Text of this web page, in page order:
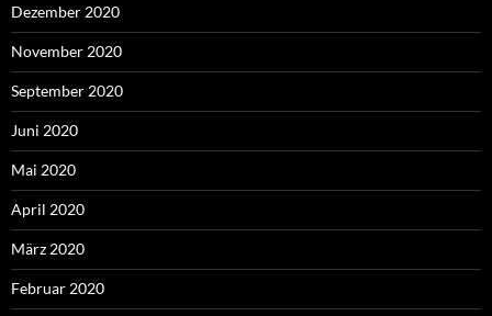
Dezember 2020
November 2020
September 2020
Juni 2020
Mai 2020
April 2020
März 2020
Februar 2020